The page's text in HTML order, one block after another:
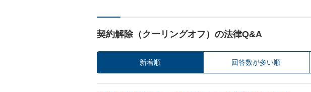
契約解除（クーリングオフ）の法律Q&A
新着順 回答数が多い順